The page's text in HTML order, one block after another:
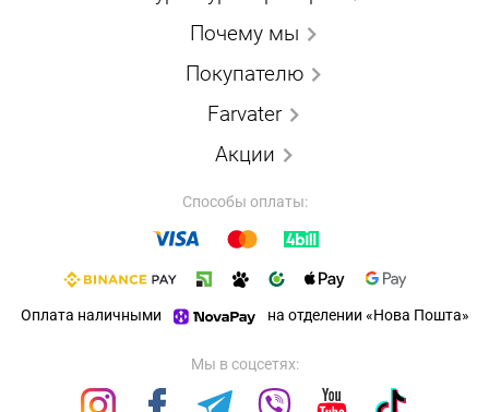
Почему мы
Покупателю
Farvater
Акции
Способы оплаты:
Оплата наличными на отделении «Нова Пошта»
Мы в соцсетях: